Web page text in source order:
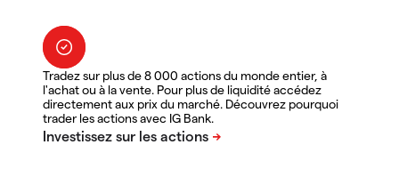
Tradez sur plus de 8 000 actions du monde entier, à
l'achat ou à la vente. Pour plus de liquidité accédez
directement aux prix du marché. Découvrez pourquoi
trader les actions avec IG Bank.